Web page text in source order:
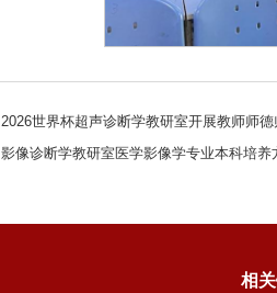
世界杯超声诊断学教研室开展教师师德
像诊断学教研室医学影像学专业本科培
相